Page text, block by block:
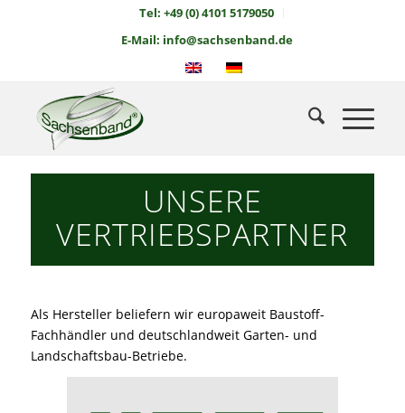
Tel: +49 (0) 4101 5179050
E-Mail: info@sachsenband.de
UNSERE
VERTRIEBSPARTNER
Als Hersteller beliefern wir europaweit Baustoff-
Fachhändler und deutschlandweit Garten- und
Landschaftsbau-Betriebe.